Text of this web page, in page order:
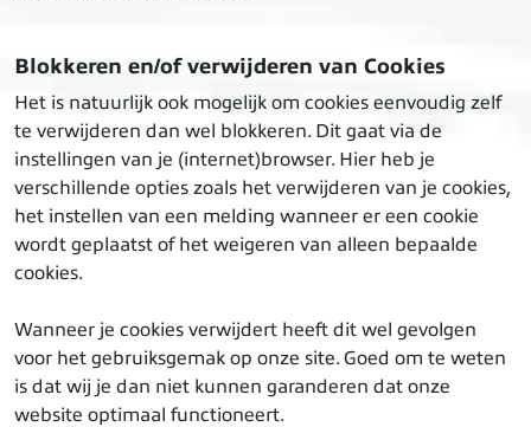
Blokkeren en/of verwijderen van Cookies
Het is natuurlijk ook mogelijk om cookies eenvoudig zelf
te verwijderen dan wel blokkeren. Dit gaat via de
instellingen van je (internet)browser. Hier heb je
verschillende opties zoals het verwijderen van je cookies,
het instellen van een melding wanneer er een cookie
wordt geplaatst of het weigeren van alleen bepaalde
cookies.
Wanneer je cookies verwijdert heeft dit wel gevolgen
voor het gebruiksgemak op onze site. Goed om te weten
is dat wij je dan niet kunnen garanderen dat onze
website optimaal functioneert.